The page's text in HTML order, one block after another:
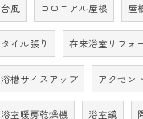
台風 コロニアル屋根 屋
タイル張り 在来浴室リフォ
浴槽サイズアップ アクセン
浴室暖房乾燥機 浴室鏡